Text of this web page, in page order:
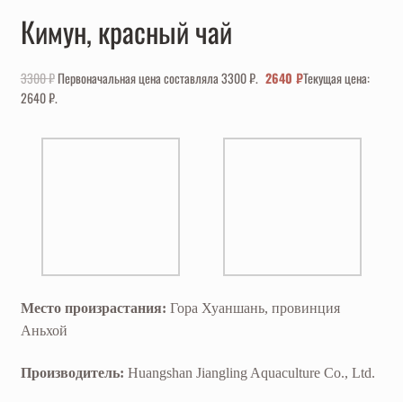
Кимун, красный чай
3300₽ Первоначальная цена составляла 3300 ₽. 2640₽Текущая цена:
2640 ₽.
Место произрастания: Гора Хуаншань, провинция
Аньхой
Производитель: Huangshan Jiangling Aquaculture Co., Ltd.